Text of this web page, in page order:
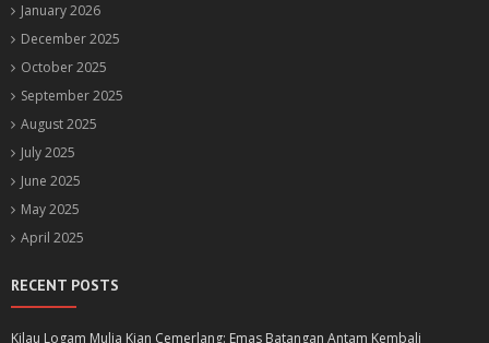
January 2026
December 2025
October 2025
September 2025
August 2025
July 2025
June 2025
May 2025
April 2025
RECENT POSTS
Kilau Logam Mulia Kian Cemerlang: Emas Batangan Antam Kembali